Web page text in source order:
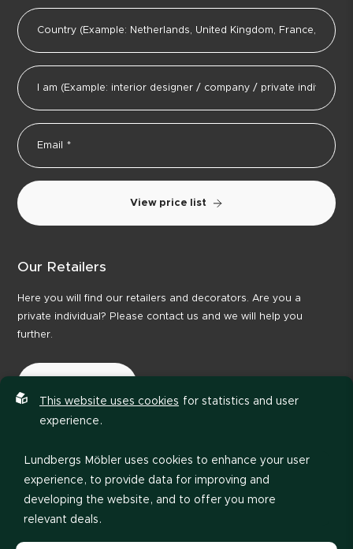
View price list
Our Retailers
Here you will find our retailers and decorators. Are you a
private individual? Please contact us and we will help you
further.
This website uses cookies for statistics and user
experience.
Lundbergs Möbler uses cookies to enhance your user
experience, to provide data for improving and
developing the website, and to offer you more
relevant deals.